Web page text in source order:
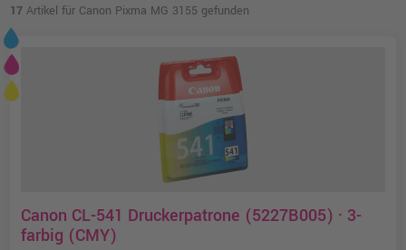
17 Artikel für Canon Pixma MG 3155 gefunden
Canon CL-541 Druckerpatrone (5227B005) · 3-
farbig (CMY)